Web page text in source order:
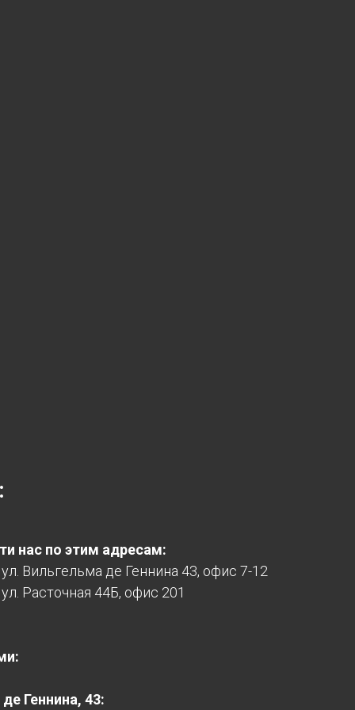
нас по этим адресам:
ул. Вильгельма де Геннина 43, офис 7-12
ул. Расточная 44Б, офис 201
Геннина, 43: